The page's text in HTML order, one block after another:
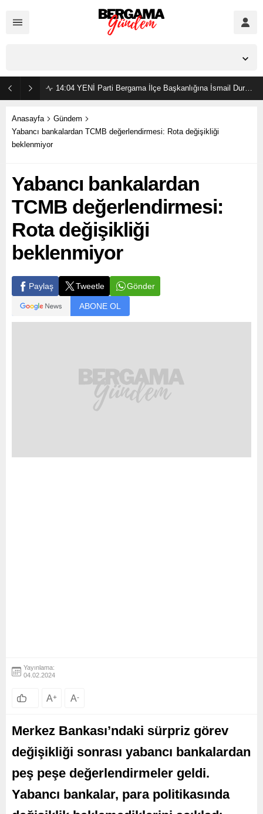
14:04 YENİ Parti Bergama İlçe Başkanlığına İsmail Durmaz görevlendirildi
Anasayfa
Gündem
Yabancı bankalardan TCMB değerlendirmesi: Rota değişikliği
beklenmiyor
Yabancı bankalardan
TCMB değerlendirmesi:
Rota değişikliği
beklenmiyor
Paylaş Tweetle Gönder
ABONE OL
Yayınlama:
04.02.2024
A+ A-
Merkez Bankası’ndaki sürpriz görev
değişikliği sonrası yabancı bankalardan
peş peşe değerlendirmeler geldi.
Yabancı bankalar, para politikasında